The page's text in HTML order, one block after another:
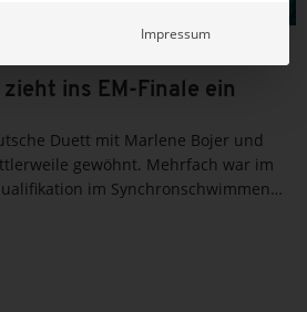
ins EM-Finale ein
Duett mit Marlene Bojer und
gewöhnt. Mehrfach war im
im Synchronschwimmen
Impressum